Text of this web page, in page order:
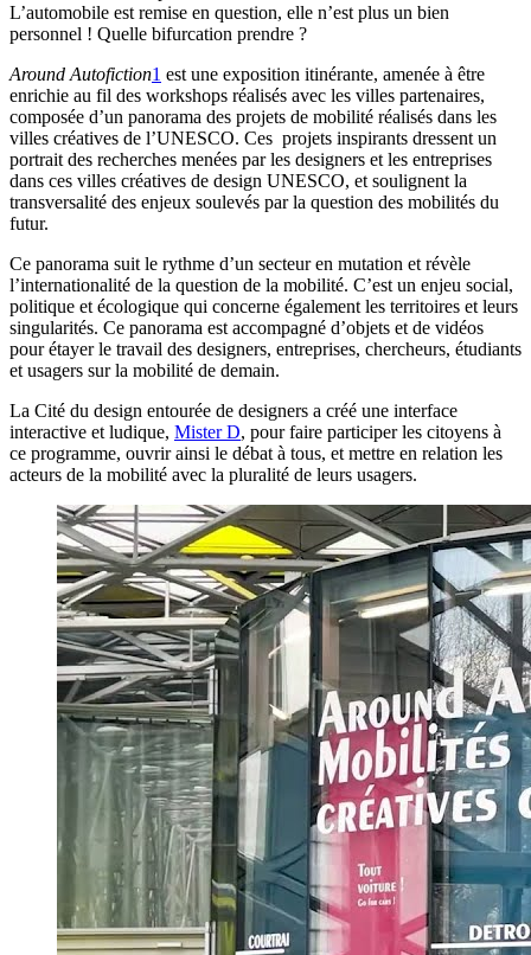
L’automobile est remise en question, elle n’est plus un bien
personnel ! Quelle bifurcation prendre ?
Around Autofiction1 est une exposition itinérante, amenée à être
enrichie au fil des workshops réalisés avec les villes partenaires,
composée d’un panorama des projets de mobilité réalisés dans les
villes créatives de l’UNESCO. Ces projets inspirants dressent un
portrait des recherches menées par les designers et les entreprises
dans ces villes créatives de design UNESCO, et soulignent la
transversalité des enjeux soulevés par la question des mobilités du
futur.
Ce panorama suit le rythme d’un secteur en mutation et révèle
l’internationalité de la question de la mobilité. C’est un enjeu social,
politique et écologique qui concerne également les territoires et leurs
singularités. Ce panorama est accompagné d’objets et de vidéos
pour étayer le travail des designers, entreprises, chercheurs, étudiants
et usagers sur la mobilité de demain.
La Cité du design entourée de designers a créé une interface
interactive et ludique, Mister D, pour faire participer les citoyens à
ce programme, ouvrir ainsi le débat à tous, et mettre en relation les
acteurs de la mobilité avec la pluralité de leurs usagers.